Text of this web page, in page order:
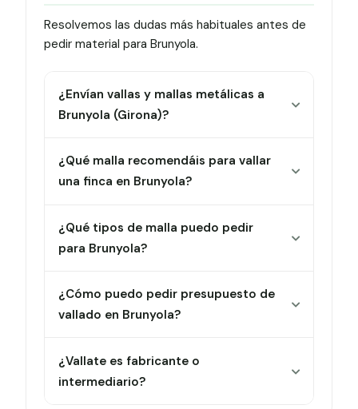
Resolvemos las dudas más habituales antes de
pedir material para Brunyola.
¿Envían vallas y mallas metálicas a
Brunyola (Girona)?
¿Qué malla recomendáis para vallar
una finca en Brunyola?
¿Qué tipos de malla puedo pedir
para Brunyola?
¿Cómo puedo pedir presupuesto de
vallado en Brunyola?
¿Vallate es fabricante o
intermediario?